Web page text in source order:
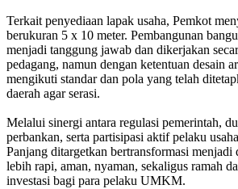
Terkait penyediaan lapak usaha, Pemkot
berukuran 5 x 10 meter. Pembangunan
menjadi tanggung jawab dan dikerjakan
pedagang, namun dengan ketentuan desain
mengikuti standar dan pola yang telah
daerah agar serasi.
Melalui sinergi antara regulasi pemerintah,
perbankan, serta partisipasi aktif pelaku
Panjang ditargetkan bertransformasi menjadi
lebih rapi, aman, nyaman, sekaligus ramah
investasi bagi para pelaku UMKM.